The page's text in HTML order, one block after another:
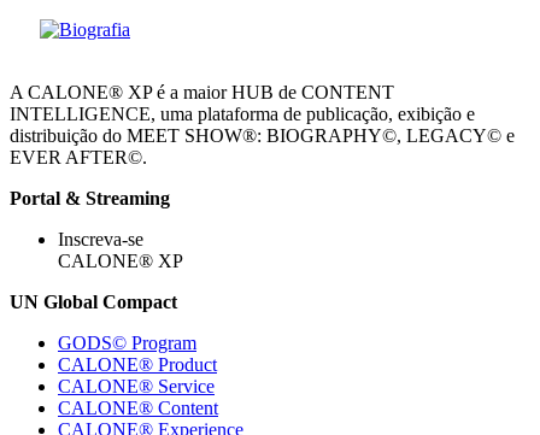
A CALONE® XP é a maior HUB de CONTENT
INTELLIGENCE, uma plataforma de publicação, exibição e
distribuição do MEET SHOW®: BIOGRAPHY©, LEGACY© e
EVER AFTER©.
Portal & Streaming
Inscreva-se
CALONE® XP
UN Global Compact
GODS© Program
CALONE® Product
CALONE® Service
CALONE® Content
CALONE® Experience